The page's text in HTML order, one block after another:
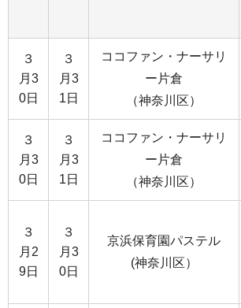
３
月3
0日
３
月3
1日
ココファン・ナーサリ
ー片倉
（神奈川区）
３
月3
0日
３
月3
1日
ココファン・ナーサリ
ー片倉
（神奈川区）
３
月2
9日
３
月3
0日
京浜保育園パステル
(神奈川区）